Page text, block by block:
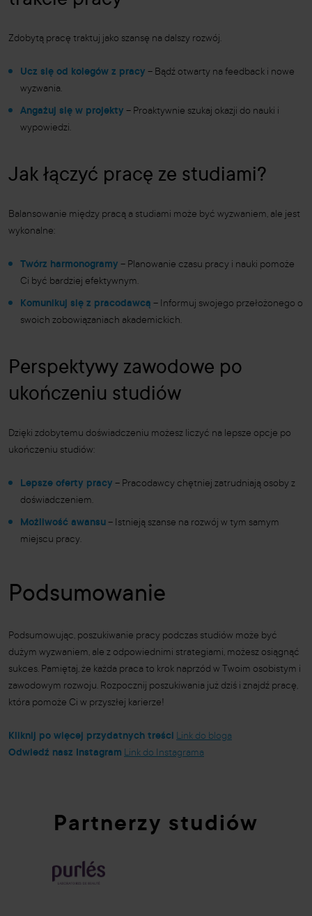
Zdobytą pracę traktuj jako szansę na dalszy rozwój.
Ucz się od kolegów z pracy – Bądź otwarty na feedback i nowe
wyzwania.
Angażuj się w projekty – Proaktywnie szukaj okazji do nauki i
wypowiedzi.
Jak łączyć pracę ze studiami?
Balansowanie między pracą a studiami może być wyzwaniem, ale jest
wykonalne:
Twórz harmonogramy – Planowanie czasu pracy i nauki pomoże
Ci być bardziej efektywnym.
Komunikuj się z pracodawcą – Informuj swojego przełożonego o
swoich zobowiązaniach akademickich.
Perspektywy zawodowe po
ukończeniu studiów
Dzięki zdobytemu doświadczeniu możesz liczyć na lepsze opcje po
ukończeniu studiów:
Lepsze oferty pracy – Pracodawcy chętniej zatrudniają osoby z
doświadczeniem.
Możliwość awansu– Istnieją szanse na rozwój w tym samym
miejscu pracy.
Podsumowanie
Podsumowując, poszukiwanie pracy podczas studiów może być
dużym wyzwaniem, ale z odpowiednimi strategiami, możesz osiągnąć
sukces. Pamiętaj, że każda praca to krok naprzód w Twoim osobistym i
zawodowym rozwoju. Rozpocznij poszukiwania już dziś i znajdź pracę,
która pomoże Ci w przyszłej karierze!
Kliknij po więcej przydatnych treści Link do bloga
Odwiedź nasz Instagram Link do Instagrama
Partnerzy studiów